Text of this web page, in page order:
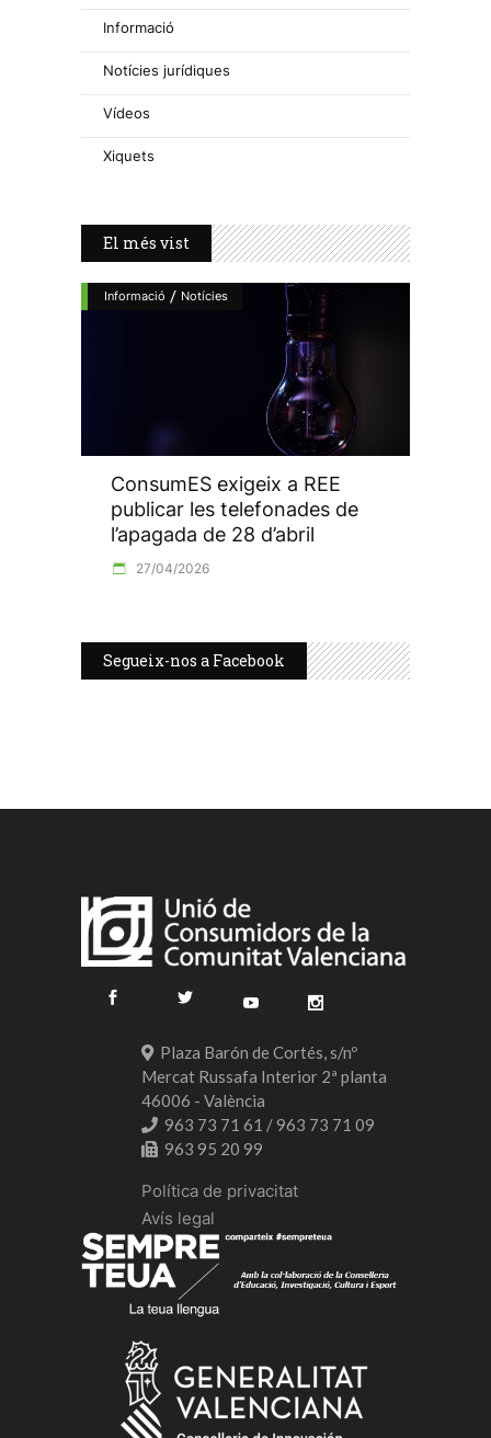
Informació
Notícies jurídiques
Vídeos
Xiquets
El més vist
Informació / Notícies
ConsumES exigeix a REE
publicar les telefonades de
l’apagada de 28 d’abril
27/04/2026
Segueix-nos a Facebook
Plaza Barón de Cortés, s/nº
Mercat Russafa Interior 2ª planta
46006 - València
963 73 71 61 / 963 73 71 09
963 95 20 99
Política de privacitat
Avís legal